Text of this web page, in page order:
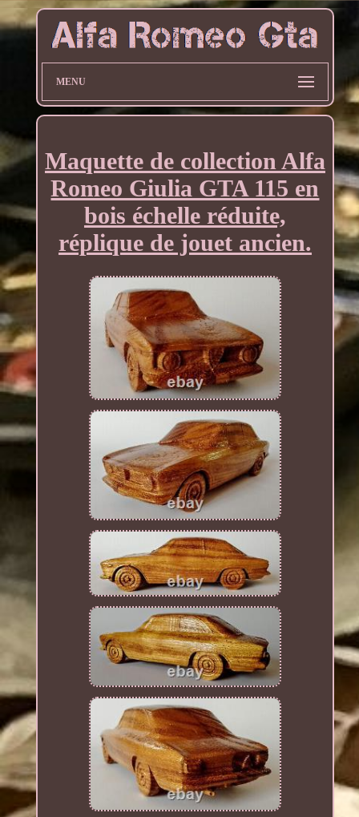
MENU
Maquette de collection Alfa
Romeo Giulia GTA 115 en
bois échelle réduite,
réplique de jouet ancien.